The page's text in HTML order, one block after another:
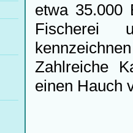
etwa 35.000
Fischerei
Zahlreiche
einen Hauch